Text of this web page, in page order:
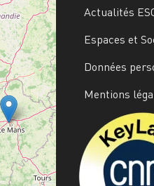
Actualités
Espaces et
Données
Mentions